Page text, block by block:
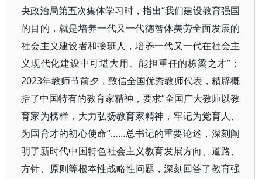
央政治局第五次集体学习时，指出“我们建设教育强国
的目的，就是培养一代又一代德智体美劳全面发展的
社会主义建设者和接班人，培养一代又一代在社会主
义现代化建设中可堪大用、能担重任的栋梁之才”；
2023年教师节前夕，致信全国优秀教师代表，精辟概
括了中国特有的教育家精神，要求“全国广大教师以教
育家为榜样，大力弘扬教育家精神，牢记为党育人、
为国育才的初心使命”……总书记的重要论述，深刻阐
明了新时代中国特色社会主义教育发展方向、道路、
方针、原则等根本性战略性问题，深刻回答了教育强